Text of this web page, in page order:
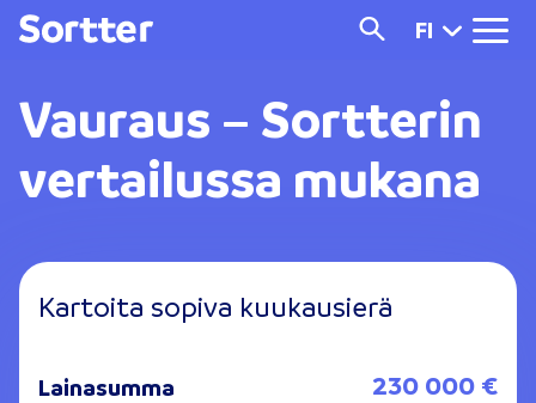
FI
Vauraus – Sortterin
vertailussa mukana
Kartoita sopiva kuukausierä
Lainasumma 230 000 €